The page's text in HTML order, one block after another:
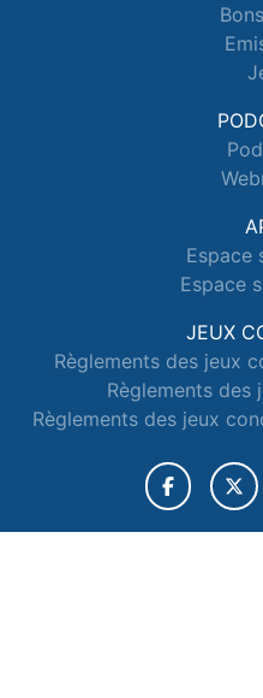
Espace
Espace
JEUX
Règlements des jeux
Règlements des
Règlements des jeux